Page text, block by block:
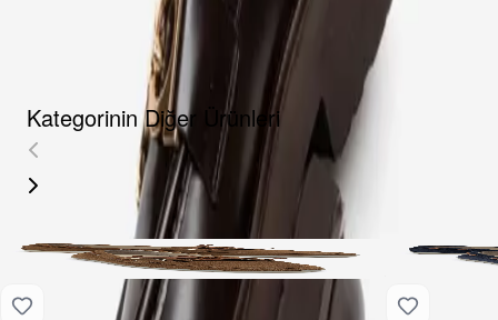
Kategorinin Diğer Ürünleri